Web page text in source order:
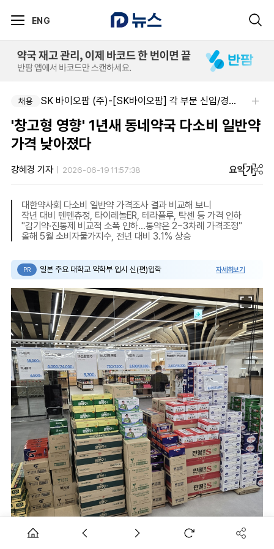
ENG
채용 SK 바이오팜 (주)-[SK바이오팜] 각 부문 신입/경력 구성원 영입
'창고형 영향' 1년새 동네약국 다소비 일반약
가격 낮아졌다
강혜경 기자 2026-06-19 11:57:38 요약가
대한약사회 다소비 일반약 가격조사 결과 비교해 보니
작년 대비 텐텐츄정, 타이레놀ER, 테라플루, 탁센 등 가격 인하
"감기약·진통제 비교적 소폭 인하…통약은 2~3차례 가격조정"
올해 5월 소비자물가지수, 전년 대비 3.1% 상승
PR 일본 주요 대학교 약학부 입시 신(편)입학 자세히보기